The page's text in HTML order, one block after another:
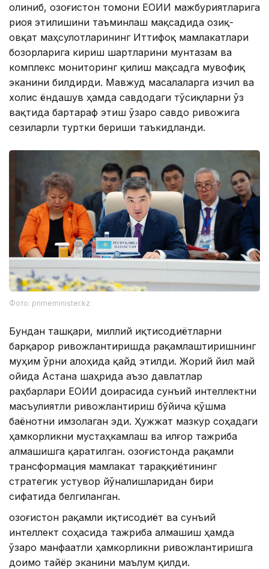
олиниб, Қозоғистон томони ЕОИИ мажбуриятларига
риоя этилишини таъминлаш мақсадида озиқ-
овқат маҳсулотларининг Иттифоқ мамлакатлари
бозорларига кириш шартларини мунтазам ва
комплекс мониторинг қилиш мақсадга мувофиқ
эканини билдирди. Мавжуд масалаларга изчил ва
холис ёндашув ҳамда савдодаги тўсиқларни ўз
вақтида бартараф этиш ўзаро савдо ривожига
сезиларли туртки бериши таъкидланди.
Фото: primeminister.kz
Бундан ташқари, миллий иқтисодиётларни
барқарор ривожлантиришда рақамлаштиришнинг
муҳим ўрни алоҳида қайд этилди. Жорий йил май
ойида Астана шаҳрида аъзо давлатлар
раҳбарлари ЕОИИ доирасида сунъий интеллектни
масъулиятли ривожлантириш бўйича қўшма
баёнотни имзолаган эди. Ҳужжат мазкур соҳадаги
ҳамкорликни мустаҳкамлаш ва илғор тажриба
алмашишга қаратилган. Қозоғистонда рақамли
трансформация мамлакат тараққиётининг
стратегик устувор йўналишларидан бири
сифатида белгиланган.
Қозоғистон рақамли иқтисодиёт ва сунъий
интеллект соҳасида тажриба алмашиш ҳамда
ўзаро манфаатли ҳамкорликни ривожлантиришга
доимо тайёр эканини маълум қилди.